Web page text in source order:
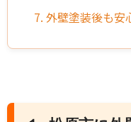
7. 外壁塗装後も安